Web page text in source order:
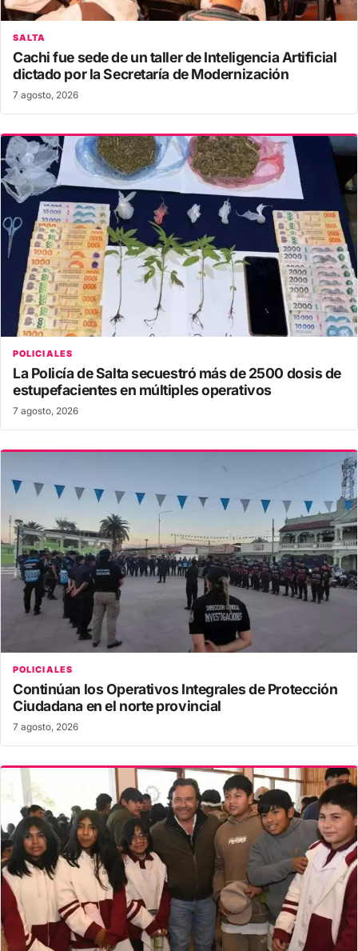
SALTA
Cachi fue sede de un taller de Inteligencia Artificial
dictado por la Secretaría de Modernización
7 agosto, 2026
POLICIALES
La Policía de Salta secuestró más de 2500 dosis de
estupefacientes en múltiples operativos
7 agosto, 2026
POLICIALES
Continúan los Operativos Integrales de Protección
Ciudadana en el norte provincial
7 agosto, 2026